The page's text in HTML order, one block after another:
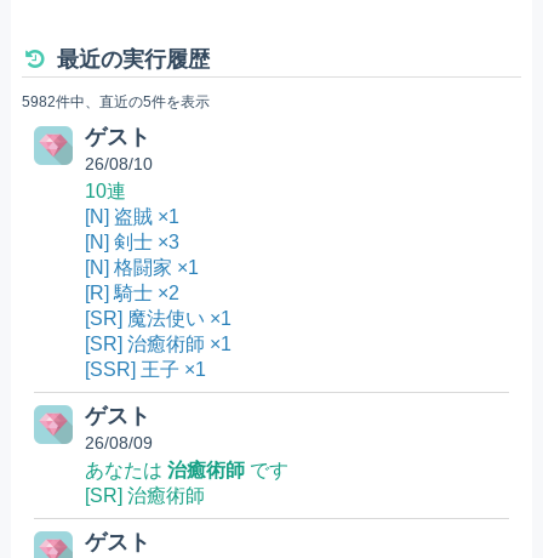
最近の実行履歴
5982件中、直近の5件を表示
ゲスト
26/08/10
10連
[N] 盗賊 ×1
[N] 剣士 ×3
[N] 格闘家 ×1
[R] 騎士 ×2
[SR] 魔法使い ×1
[SR] 治癒術師 ×1
[SSR] 王子 ×1
ゲスト
26/08/09
あなたは 治癒術師です
[SR] 治癒術師
ゲスト